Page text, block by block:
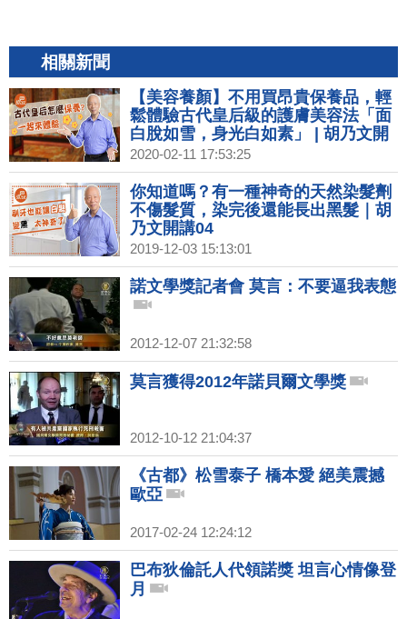
相關新聞
【美容養顏】不用買昂貴保養品，輕
鬆體驗古代皇后級的護膚美容法「面
白脫如雪，身光白如素」 | 胡乃文開
講02
2020-02-11 17:53:25
你知道嗎？有一種神奇的天然染髮劑
不傷髮質，染完後還能長出黑髮｜胡
乃文開講04
2019-12-03 15:13:01
諾文學獎記者會 莫言：不要逼我表態
2012-12-07 21:32:58
莫言獲得2012年諾貝爾文學獎
2012-10-12 21:04:37
《古都》松雪泰子 橋本愛 絕美震撼
歐亞
2017-02-24 12:24:12
巴布狄倫託人代領諾獎 坦言心情像登
月